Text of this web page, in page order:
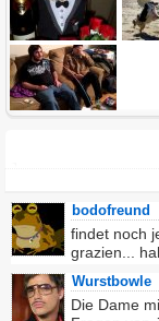
Alle HTML-Tags außer
URLs werden automatisch
Ich möchte eine E-
Ich möchte eine
bodofreund
findet noch
grazien...
Wurstbowle
Die Dame